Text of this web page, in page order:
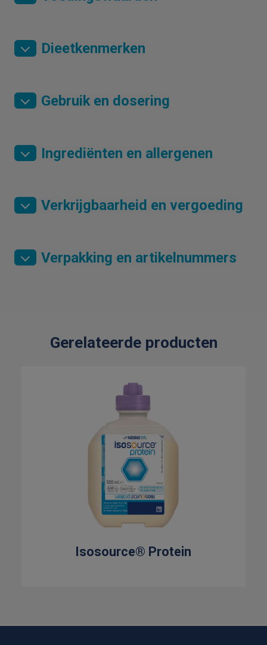
Dieetkenmerken
Gebruik en dosering
Ingrediënten en allergenen
Verkrijgbaarheid en vergoeding
Verpakking en artikelnummers
Gerelateerde producten
Isosource® Protein